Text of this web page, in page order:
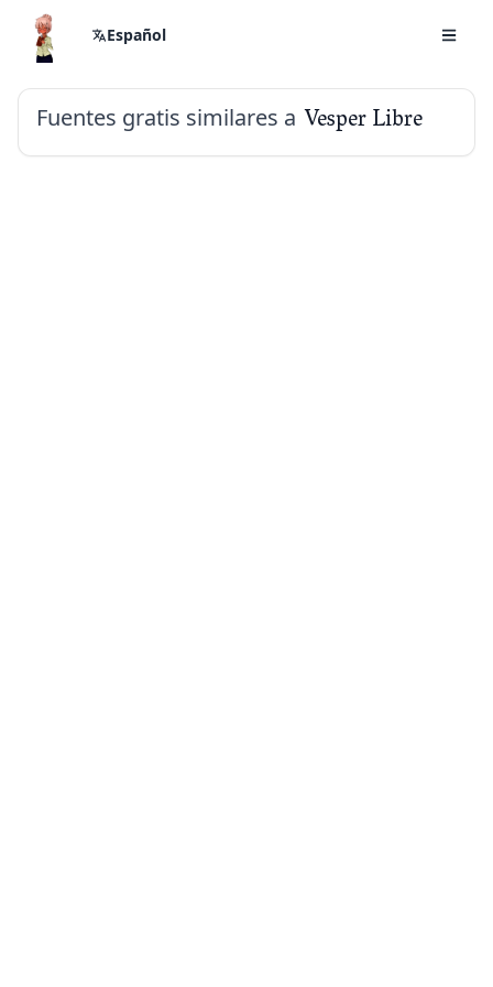
Español
Fuentes gratis similares a Vesper Libre